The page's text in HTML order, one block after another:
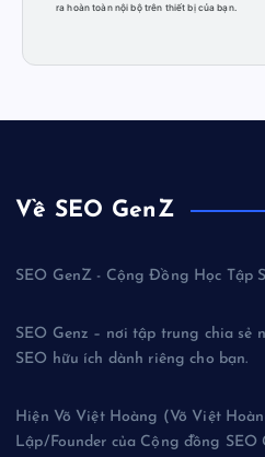
ra hoàn toàn nội bộ trên thiết bị của bạn.
Về SEO GenZ
SEO GenZ - Cộng Đồng Học Tập
SEO Genz – nơi tập trung chia sẻ
SEO hữu ích dành riêng cho bạn.
Hiện Võ Việt Hoàng (Võ Việt
Lập/Founder của Cộng đồng SEO